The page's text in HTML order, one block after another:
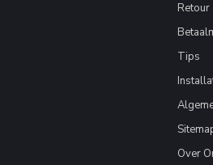
Retour
Tips
Over